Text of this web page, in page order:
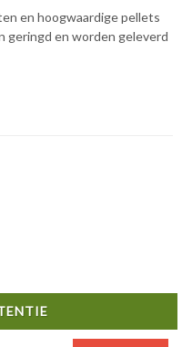
en hoogwaardige pellets
geringd en worden geleverd